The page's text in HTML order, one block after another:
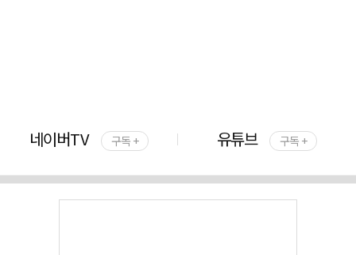
네이버TV 구독 + 유튜브 구독 +